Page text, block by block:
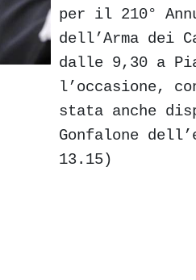
per il 210°
dell’Arma dei
dalle 9,30 a
l’occasione,
stata anche
Gonfalone
13.15)